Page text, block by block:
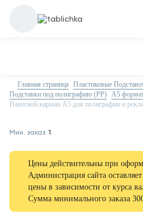
Главная страница Пластиковые
Подставки под полиграфию (PP) А5
Навесной карман А5 для полиграфии и
Мин. заказ: 1
Цены действительны при
Администрация сайта
цены в зависимости от курса
Сумма минимального заказа